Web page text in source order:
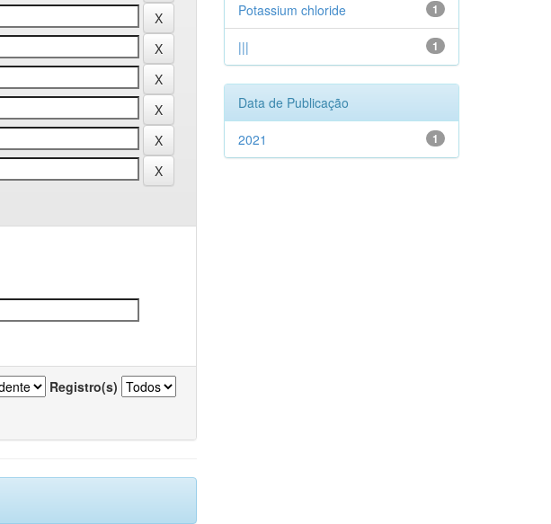
Registro(s)
1
Potassium chloride
1
|||
Data de Publicação
1
2021